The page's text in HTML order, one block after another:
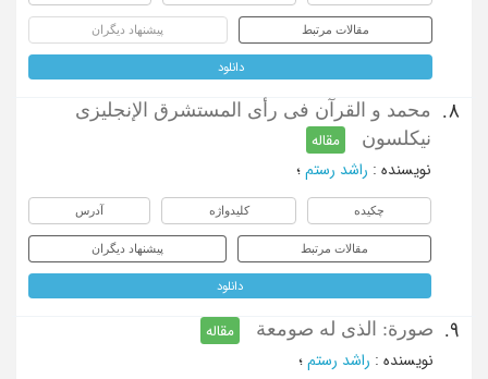
مقالات مرتبط پیشنهاد دیگران
دانلود
8.
محمد و القرآن فی رأی المستشرق الإنجلیزی
نیکلسون
مقاله
نویسنده : راشد رستم ؛
چکیده کلیدواژه آدرس
مقالات مرتبط پیشنهاد دیگران
دانلود
9. صورة: الذی له صومعة
مقاله
نویسنده : راشد رستم ؛